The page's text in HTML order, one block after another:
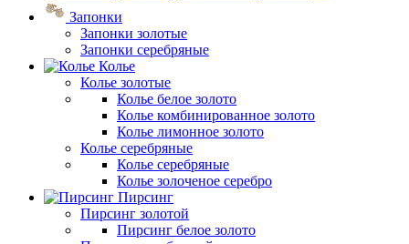
Запонки
Запонки золотые
Запонки серебряные
Колье
Колье золотые
Колье белое золото
Колье комбинированное золото
Колье лимонное золото
Колье серебряные
Колье серебряные
Колье золоченое серебро
Пирсинг
Пирсинг золотой
Пирсинг белое золото